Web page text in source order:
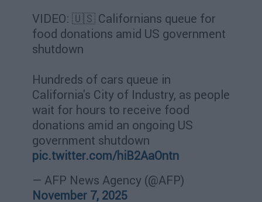
VIDEO: 🇺🇸 Californians queue for
food donations amid US government
shutdown
Hundreds of cars queue in
California's City of Industry, as people
wait for hours to receive food
donations amid an ongoing US
government shutdown
pic.twitter.com/hiB2AaOntn
— AFP News Agency (@AFP)
November 7, 2025